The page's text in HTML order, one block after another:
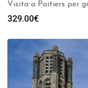
Visita a Poitiers per
329.00€